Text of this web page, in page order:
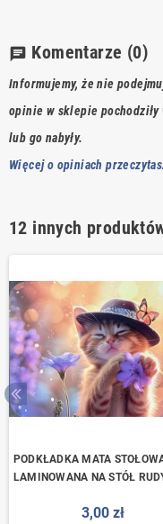
chat Komentarze (0)
Informujemy, że nie
opinie w sklepie pochodziły
lub go nabyły.
Więcej o opiniach
12 innych
PODKŁADKA MATA
LAMINOWANA NA STÓŁ
3,00 zł